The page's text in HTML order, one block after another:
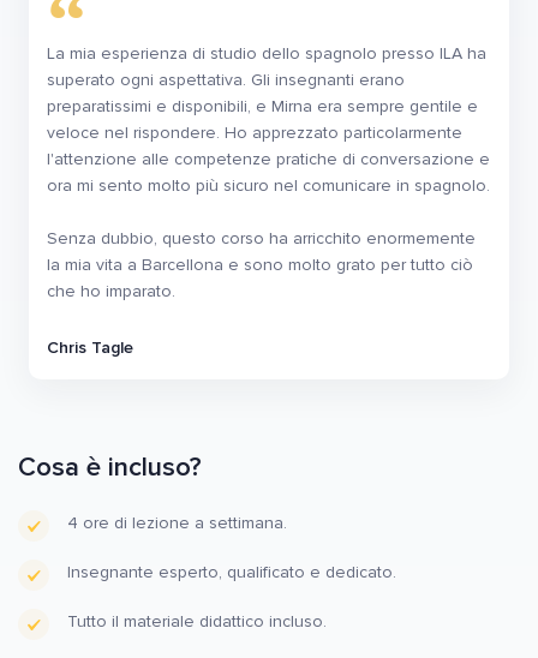
La mia esperienza di studio dello spagnolo presso ILA ha
superato ogni aspettativa. Gli insegnanti erano
preparatissimi e disponibili, e Mirna era sempre gentile e
veloce nel rispondere. Ho apprezzato particolarmente
l'attenzione alle competenze pratiche di conversazione e
ora mi sento molto più sicuro nel comunicare in spagnolo.
Senza dubbio, questo corso ha arricchito enormemente
la mia vita a Barcellona e sono molto grato per tutto ciò
che ho imparato.
Chris Tagle
Cosa è incluso?
4 ore di lezione a settimana.
Insegnante esperto, qualificato e dedicato.
Tutto il materiale didattico incluso.